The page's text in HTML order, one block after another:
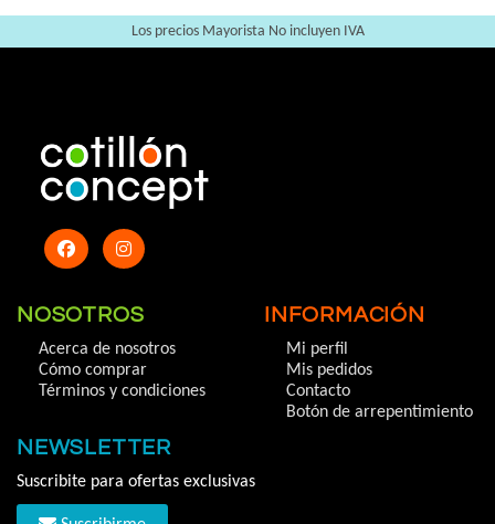
Los precios Mayorista No incluyen IVA
NOSOTROS
Acerca de nosotros
Cómo comprar
Términos y condiciones
INFORMACIÓN
Mi perfil
Mis pedidos
Contacto
Botón de arrepentimiento
NEWSLETTER
Suscribite para ofertas exclusivas